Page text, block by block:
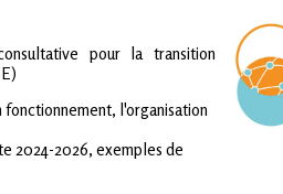
pour la transition
fonctionnement, l'organisation
2024-2026, exemples de